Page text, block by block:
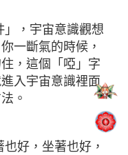
，宇宙意識觀想
一斷氣的時候，
，這個「啞」字
入宇宙意識裡面
。
好，坐著也好，